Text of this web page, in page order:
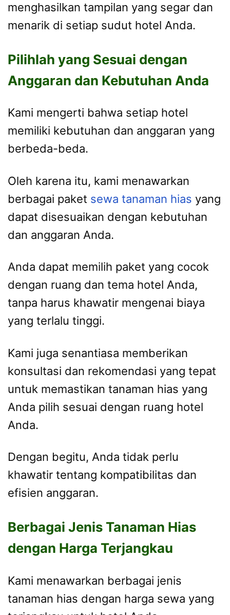
menghasilkan tampilan yang segar dan
menarik di setiap sudut hotel Anda.
Pilihlah yang Sesuai dengan
Anggaran dan Kebutuhan Anda
Kami mengerti bahwa setiap hotel
memiliki kebutuhan dan anggaran yang
berbeda-beda.
Oleh karena itu, kami menawarkan
berbagai paket sewa tanaman hias yang
dapat disesuaikan dengan kebutuhan
dan anggaran Anda.
Anda dapat memilih paket yang cocok
dengan ruang dan tema hotel Anda,
tanpa harus khawatir mengenai biaya
yang terlalu tinggi.
Kami juga senantiasa memberikan
konsultasi dan rekomendasi yang tepat
untuk memastikan tanaman hias yang
Anda pilih sesuai dengan ruang hotel
Anda.
Dengan begitu, Anda tidak perlu
khawatir tentang kompatibilitas dan
efisien anggaran.
Berbagai Jenis Tanaman Hias
dengan Harga Terjangkau
Kami menawarkan berbagai jenis
tanaman hias dengan harga sewa yang